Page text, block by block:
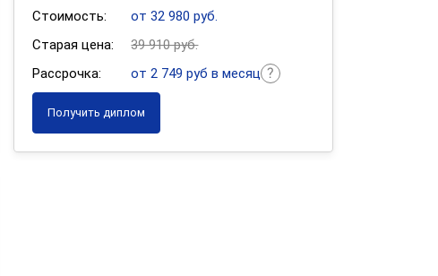
Стоимость:
от 32 980 руб.
Старая цена:
39 910 руб.
Рассрочка:
от 2 749 руб в месяц
Получить диплом